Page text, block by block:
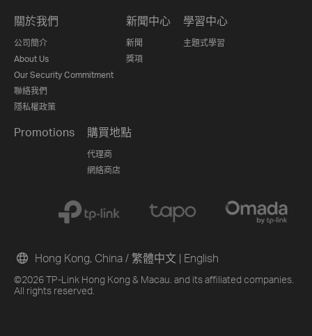
關於我們
公司簡介
About Us
Our Security Commitment
聯絡我們
隱私權政策
新聞中心
新聞
獎項
學習中心
主題式學習
Promotions 購買地點
代理商
網絡商店
©2026 TP-Link Hong Kong & Macau. and its affiliated companies.
All rights reserved.
Hong Kong, China / 繁體中文 | English